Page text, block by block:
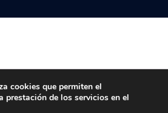
cookies que permiten el
prestación de los servicios en el